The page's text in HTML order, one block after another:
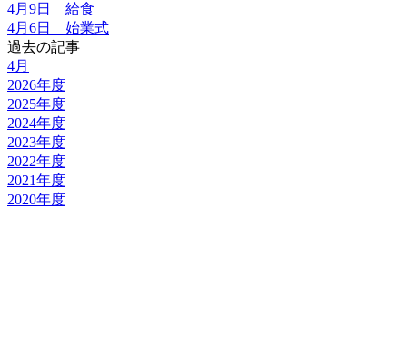
4月9日 給食
4月6日 始業式
過去の記事
4月
2026年度
2025年度
2024年度
2023年度
2022年度
2021年度
2020年度